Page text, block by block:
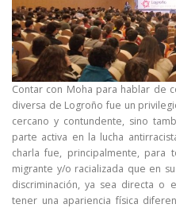
Contar con Moha para hablar de
diversa de Logroño fue un
cercano y contundente, sino
parte activa en la lucha
charla fue, principalmente, para
migrante y/o racializada que en
discriminación, ya sea directa o
tener una apariencia física